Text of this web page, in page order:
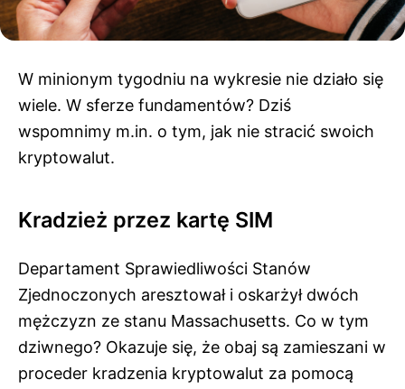
W minionym tygodniu na wykresie nie działo się
wiele. W sferze fundamentów? Dziś
wspomnimy m.in. o tym, jak nie stracić swoich
kryptowalut.
Kradzież przez kartę SIM
Departament Sprawiedliwości Stanów
Zjednoczonych aresztował i oskarżył dwóch
mężczyzn ze stanu Massachusetts. Co w tym
dziwnego? Okazuje się, że obaj są zamieszani w
proceder kradzenia kryptowalut za pomocą